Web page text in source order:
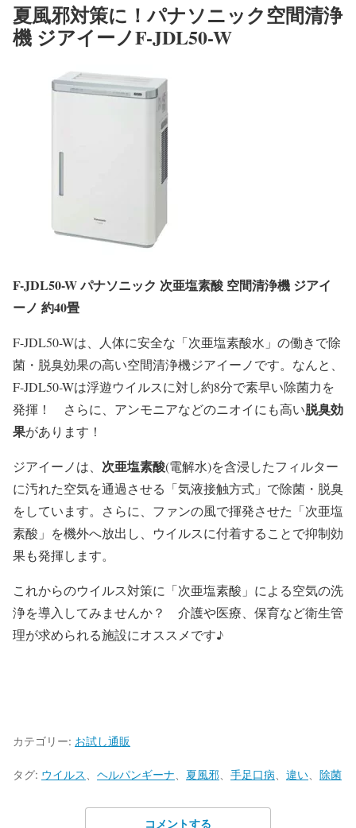
夏風邪対策に！パナソニック空間清浄
機 ジアイーノF-JDL50-W
F-JDL50-W パナソニック 次亜塩素酸 空間清浄機 ジアイ
ーノ 約40畳
F-JDL50-Wは、人体に安全な「次亜塩素酸水」の働きで除
菌・脱臭効果の高い空間清浄機ジアイーノです。なんと、
F-JDL50-Wは浮遊ウイルスに対し約8分で素早い除菌力を
発揮！ さらに、アンモニアなどのニオイにも高い脱臭効
果があります！
ジアイーノは、 次亜塩素酸(電解水)を含浸したフィルター
に汚れた空気を通過させる「気液接触方式」で除菌・脱臭
をしています。さらに、ファンの風で揮発させた「次亜塩
素酸」を機外へ放出し、ウイルスに付着することで抑制効
果も発揮します。
これからのウイルス対策に「次亜塩素酸」による空気の洗
浄を導入してみませんか？ 介護や医療、保育など衛生管
理が求められる施設にオススメです♪
カテゴリー: お試し通販
タグ: ウイルス ヘルパンギーナ 夏風邪 手足口病 違い 除菌
コメントする